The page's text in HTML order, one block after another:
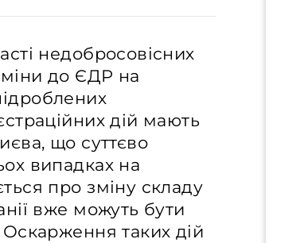
недобросовісних
до ЄДР на
дій мають
що суттєво
випадках на
про зміну складу
вже можуть бути
таких дій